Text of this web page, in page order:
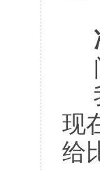
现
给